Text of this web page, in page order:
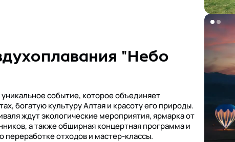
"Небо
событие, которое объединяет
богатую культуру Алтая и красоту его природы.
ждут экологические мероприятия, ярмарка от
а также обширная концертная программа и
переработке отходов и мастер-классы.